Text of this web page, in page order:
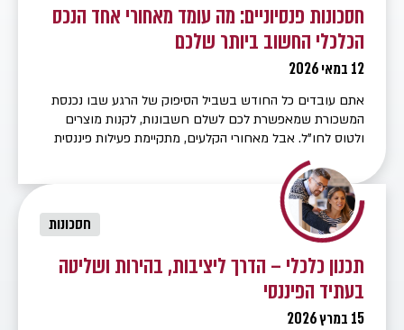
חסכונות פנסיוניים: מה עומד מאחורי אחד הנכס
הכלכלי החשוב ביותר שלכם
12 במאי 2026
אתם עובדים כל החודש בשביל הסיפוק של הרגע שבו נכנסת
המשכורת שמאפשרת לכם לשלם חשבונות, לקנות מוצרים
ולטוס לחו"ל. אבל מאחורי הקלעים, מתקיימת פעילות פיננסית
לא פחות משמעותית – ההפרשה לחסכון פנסיוני. אולי זה פחות
מורגש ומספק מהשכר החודשי, אבל חיסכון פנסיוני הוא הבסיס
הכלכלי של כולנו ליום שבו נפסיק לעבוד. מדובר בכספים
שנצברים לאורך […]
תכנון כלכלי – הדרך ליציבות, בהירות ושליטה
בעתיד הפיננסי
15 במרץ 2026
חסכונות